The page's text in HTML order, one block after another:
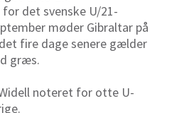
det svenske U/21-
møder Gibraltar på
fire dage senere gælder
græs.
noteret for otte U-